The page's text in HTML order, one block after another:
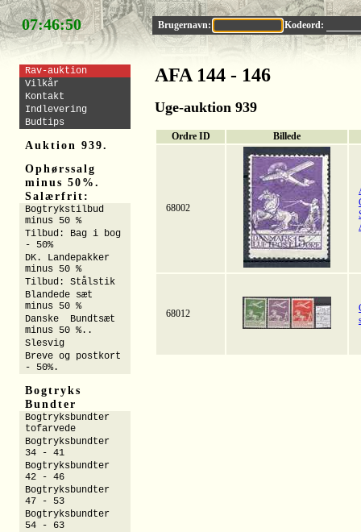
07:46:49 Brugernavn: Kodeord:
AFA 144 - 146
Uge-auktion 939
Ordre ID Billede
68002
68012
Rav-auktion
Vilkår
Kontakt
Indlevering
Budtips
Auktion 939.
Ophørssalg
minus 50%.
Salærfrit:
Bogtrykstilbud
minus 50 %
Tilbud: Bag i bog
- 50%
DK. Landepakker
minus 50 %
Tilbud: Stålstik
Blandede sæt
minus 50 %
Danske Bundtsæt
minus 50 %..
Slesvig
Breve og postkort
- 50%.
Bogtryks
Bundter
Bogtryksbundter
tofarvede
Bogtryksbundter
34 - 41
Bogtryksbundter
42 - 46
Bogtryksbundter
47 - 53
Bogtryksbundter
54 - 63